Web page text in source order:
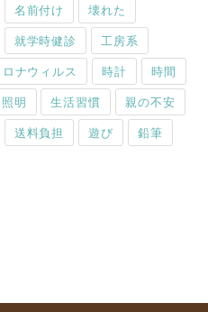
名前付け
壊れた
就学時健診
工房系
ナウィルス 時計
時間
照明 生活習慣
親の不安
送料負担 遊び
鉛筆